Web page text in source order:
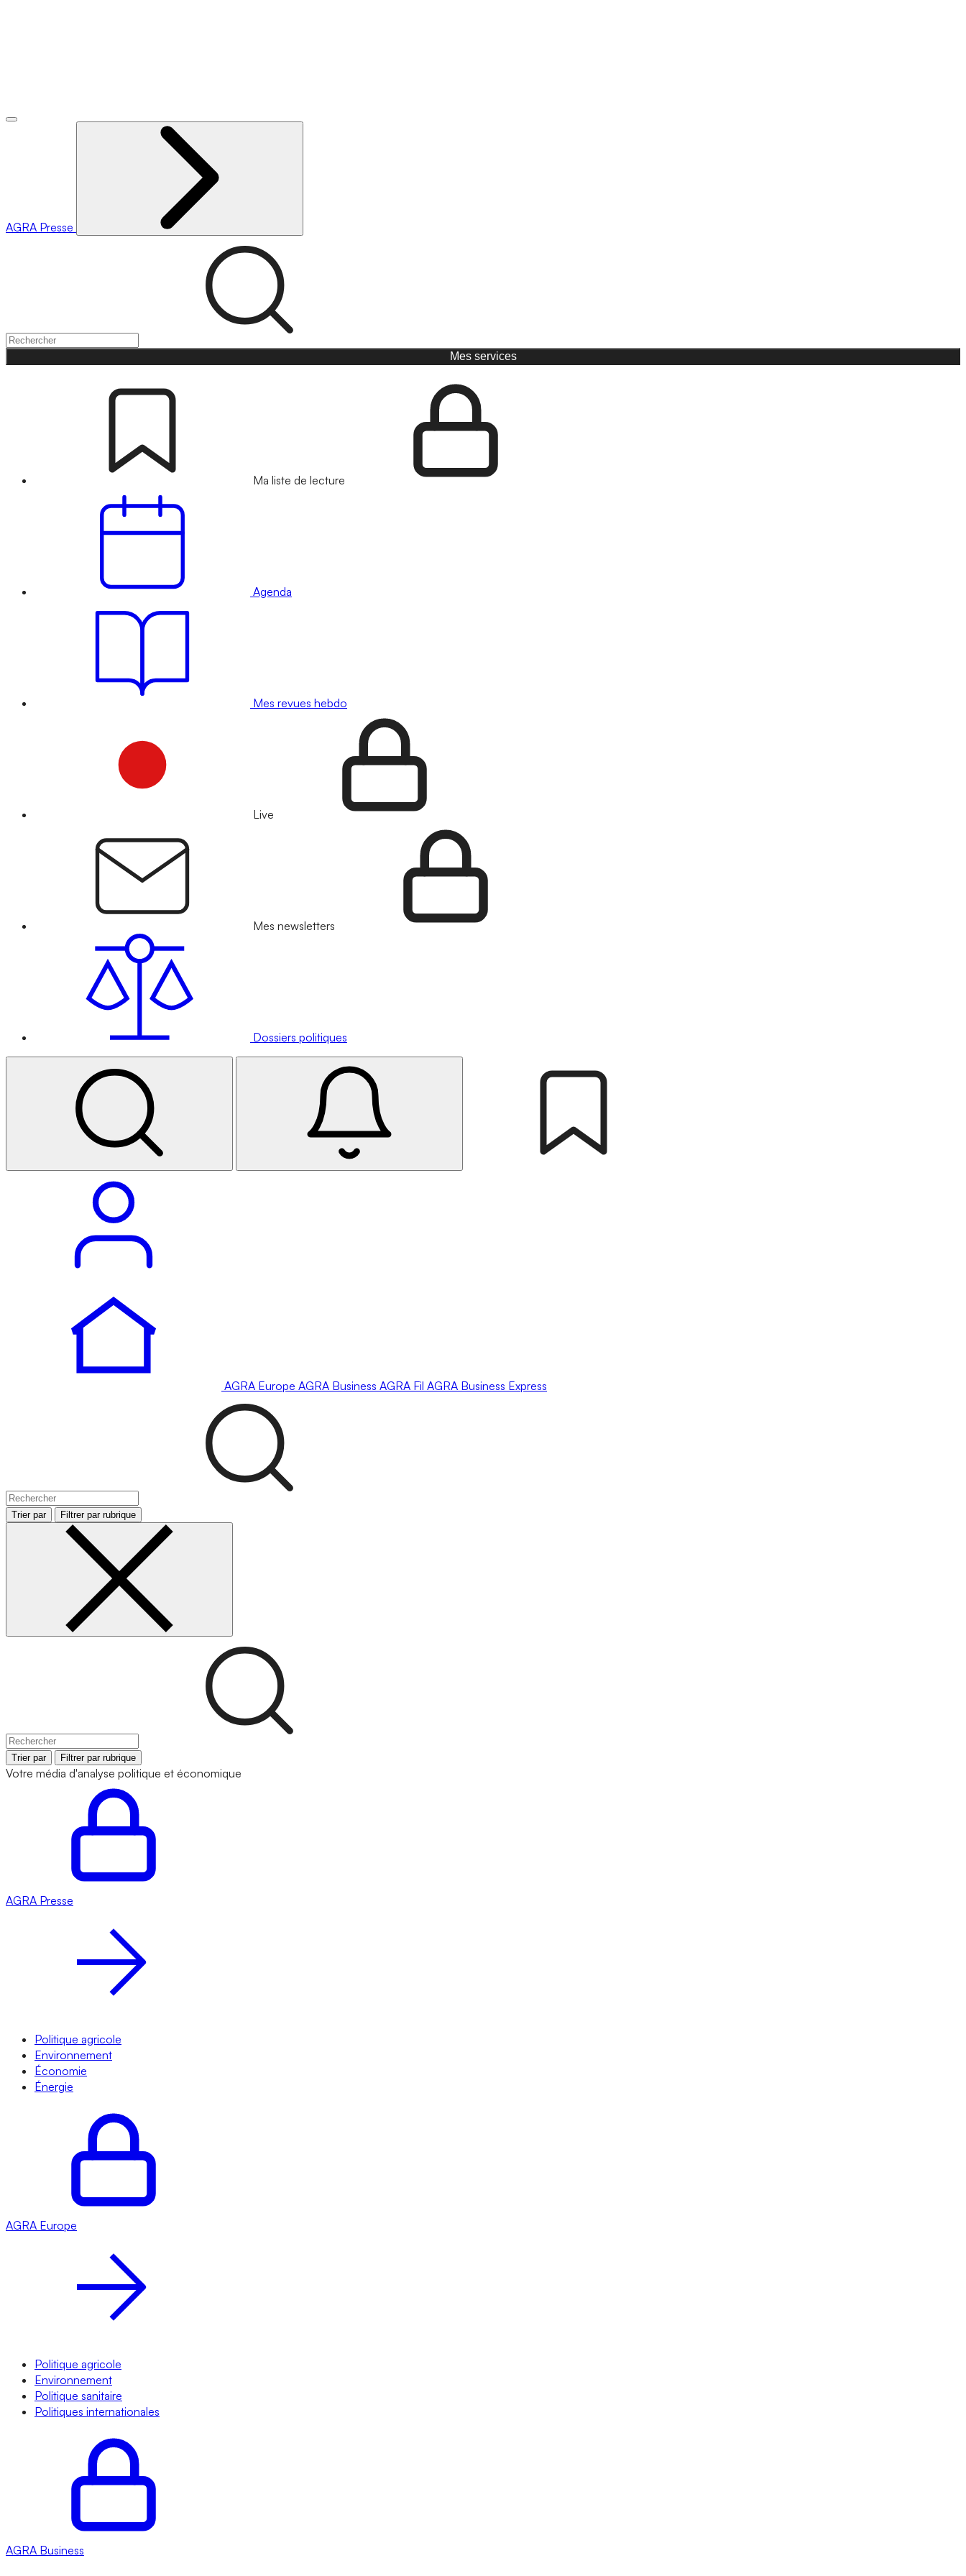
AGRA Presse
Mes services
Ma liste de lecture
Agenda
Mes revues hebdo
Live
Mes newsletters
Dossiers politiques
AGRA Europe AGRA Business AGRA Fil AGRA Business Express
Trier par Filtrer par rubrique
Trier par Filtrer par rubrique
Votre média d'analyse politique et économique
AGRA Presse
Politique agricole
Environnement
Économie
Énergie
AGRA Europe
Politique agricole
Environnement
Politique sanitaire
Politiques internationales
AGRA Business